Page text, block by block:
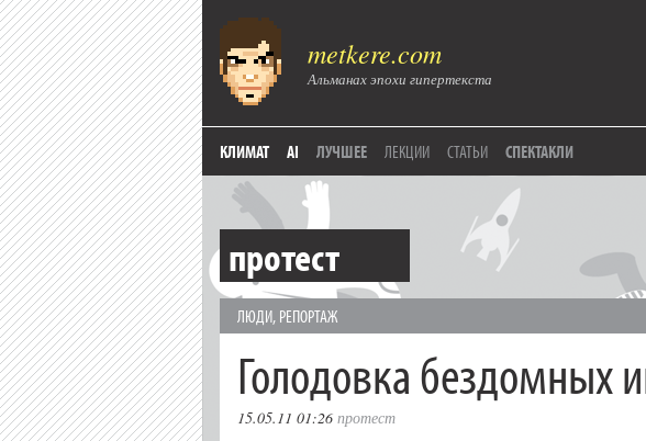
metkere.com
Альманах эпохи гипертекста
КЛИМАТ AI ЛУЧШЕЕ ЛЕКЦИИ СТАТЬИ СПЕКТАКЛИ
протест
ЛЮДИ, РЕПОРТАЖ
Голодовка бездомных
15.05.11 01:26 протест